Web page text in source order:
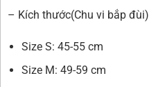
– Kích thước(Chu vi bắp đùi)
Size S: 45-55 cm
Size M: 49-59 cm